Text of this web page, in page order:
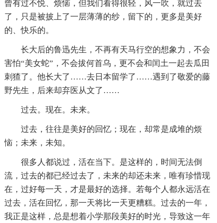
曾有过不悦、烦恼，但我们看得很轻，风一吹，就过去
了，只是被披上了一层薄薄的纱，留下的，更多是美好
的、快乐的。
长大后的鲁迅先生，不再有天马行空的想象力，不会
害怕“美女蛇”，不会拔何首乌，更不会和闰土一起去瓜田
刺猹了。他长大了……去日本留学了……遇到了敬爱的藤
野先生，后来却弃医从文了……
过去。现在。未来。
过去，往往是美好的回忆；现在，却常是成堆的烦
恼；未来，未知。
很多人都说过，活在当下。是这样的，时间无法倒
流，过去的都已经过去了，未来的却还未来，唯有珍惜现
在，过好每一天，才是最好的选择。若每个人都永远活在
过去，活在回忆，那一天将比一天更糟糕。过去的一年，
我正是这样，总是想着小学那段美好的时光，导致这一年